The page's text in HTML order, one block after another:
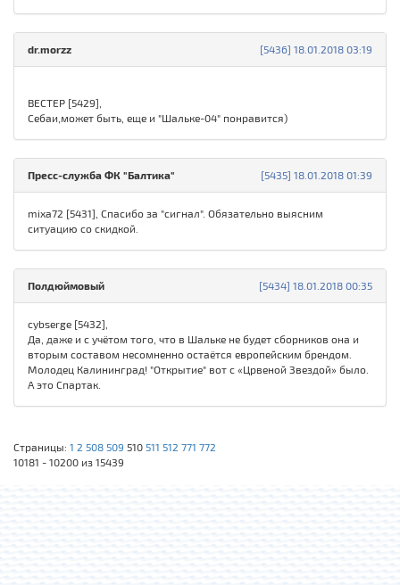
[5436] 18.01.2018 03:19
dr.morzz
ВЕСТЕР [5429],
Себаи,может быть, еще и "Шальке-04" понравится)
[5435] 18.01.2018 01:39
Пресс-служба ФК "Балтика"
mixa72 [5431], Спасибо за "сигнал". Обязательно выясним
ситуацию со скидкой.
[5434] 18.01.2018 00:35
Полдюймовый
cybserge [5432],
Да, даже и с учётом того, что в Шальке не будет сборников она и
вторым составом несомненно остаётся европейским брендом.
Молодец Калининград! "Открытие" вот с «Црвеной Звездой» было.
А это Спартак.
Страницы: 1 2 508 509 510 511 512 771 772
10181 - 10200 из 15439